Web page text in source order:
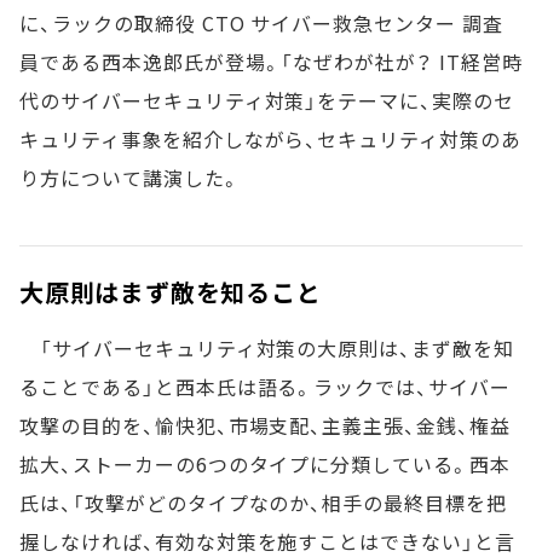
に、ラックの取締役 CTO サイバー救急センター 調査
員である西本逸郎氏が登場。「なぜわが社が？ IT経営時
代のサイバーセキュリティ対策」をテーマに、実際のセ
キュリティ事象を紹介しながら、セキュリティ対策のあ
り方について講演した。
大原則はまず敵を知ること
「サイバーセキュリティ対策の大原則は、まず敵を知
ることである」と西本氏は語る。ラックでは、サイバー
攻撃の目的を、愉快犯、市場支配、主義主張、金銭、権益
拡大、ストーカーの6つのタイプに分類している。西本
氏は、「攻撃がどのタイプなのか、相手の最終目標を把
握しなければ、有効な対策を施すことはできない」と言